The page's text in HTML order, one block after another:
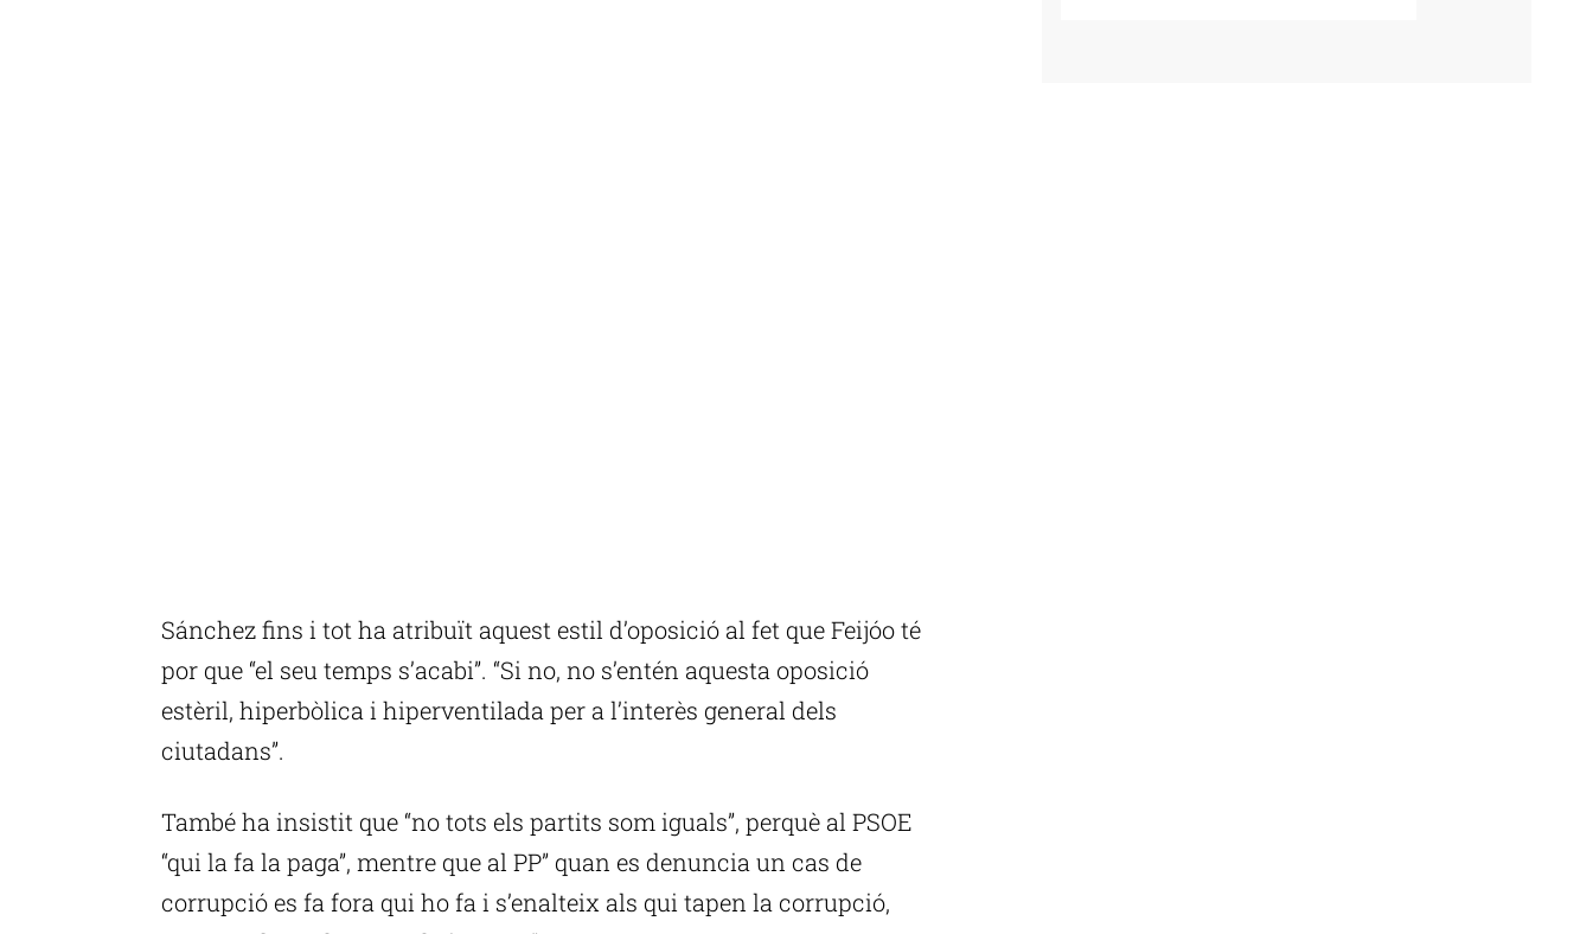
Sánchez fins i tot ha atribuït aquest estil d’oposició al fet que Feijóo té
por que “el seu temps s’acabi”. “Si no, no s’entén aquesta oposició
estèril, hiperbòlica i hiperventilada per a l’interès general dels
ciutadans”.
També ha insistit que “no tots els partits som iguals”, perquè al PSOE
“qui la fa la paga”, mentre que al PP” quan es denuncia un cas de
corrupció es fa fora qui ho fa i s’enalteix als qui tapen la corrupció,